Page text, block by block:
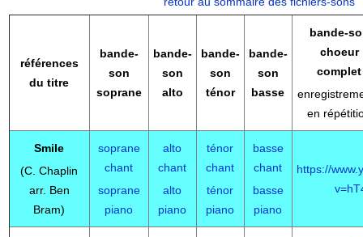
références
du titre
bande-
son
soprane
bande-
son
alto
bande-
son
ténor
bande-
son
basse
bande-
choeur
complet
en
Smile
(C. Chaplin
arr. Ben
Bram)
soprane
chant
soprane
piano
alto
chant
alto
piano
ténor
chant
ténor
piano
basse
chant
basse
piano
https://